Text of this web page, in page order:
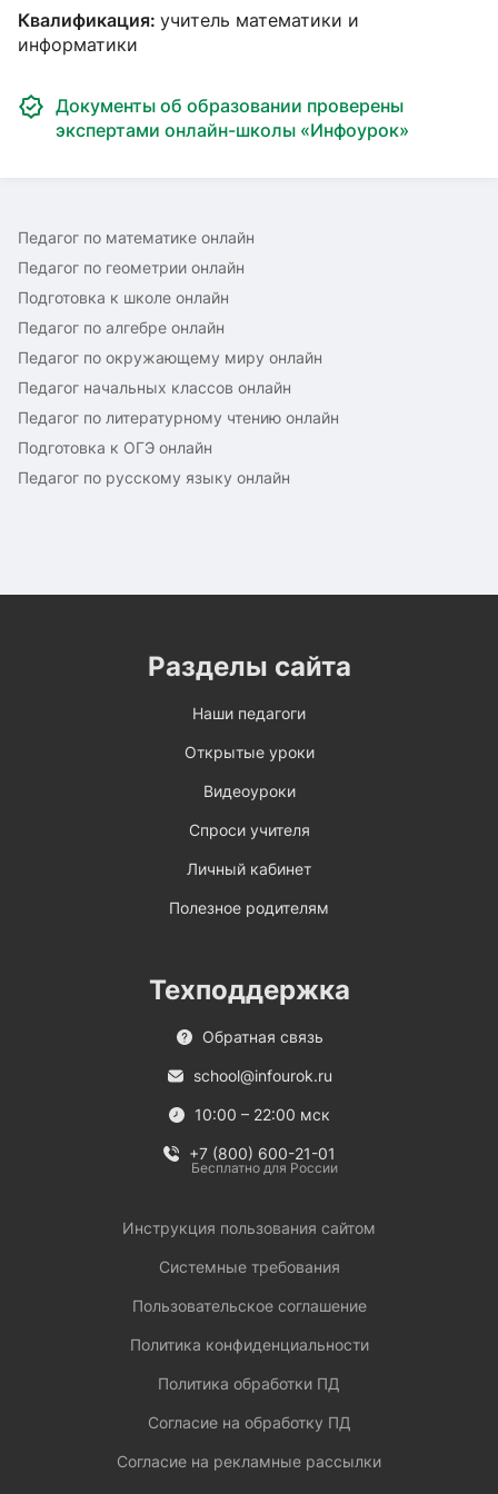
Квалификация: учитель математики и
информатики
Документы об образовании проверены
экспертами онлайн-школы «Инфоурок»
Педагог по математике онлайн
Педагог по геометрии онлайн
Подготовка к школе онлайн
Педагог по алгебре онлайн
Педагог по окружающему миру онлайн
Педагог начальных классов онлайн
Педагог по литературному чтению онлайн
Подготовка к ОГЭ онлайн
Педагог по русскому языку онлайн
Разделы сайта
Наши педагоги
Открытые уроки
Видеоуроки
Спроси учителя
Личный кабинет
Полезное родителям
Техподдержка
Обратная связь
school@infourok.ru
10:00 – 22:00 мск
+7 (800) 600-21-01
Бесплатно для России
Инструкция пользования сайтом
Системные требования
Пользовательское соглашение
Политика конфиденциальности
Политика обработки ПД
Согласие на обработку ПД
Согласие на рекламные рассылки